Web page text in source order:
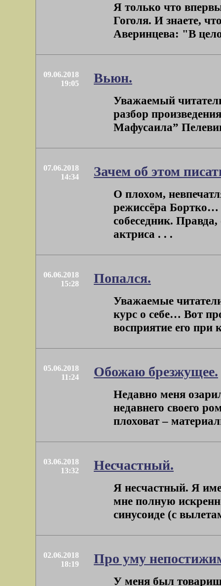
Я только что
Гоголя. И знаете,
Аверинцева: "В
09.06.2018
19:05
Вьюн.
Уважаемый
разбор
Мафусаила”
07.06.2018
14:34
Зачем об этом
О плохом,
режиссёра Бортко…
собеседник.
актриса . . .
06.06.2018
15:28
Попался.
Уважаемые
курс о себе… Вот
восприятие его
05.06.2018
11:24
Обожаю брезжущее.
Недавно меня
недавнего своего
плоховат –
03.06.2018
13:32
Несчастный.
Я несчастный. Я
мне полную
синусоиде (с
02.06.2018
18:19
Про уму
У меня был